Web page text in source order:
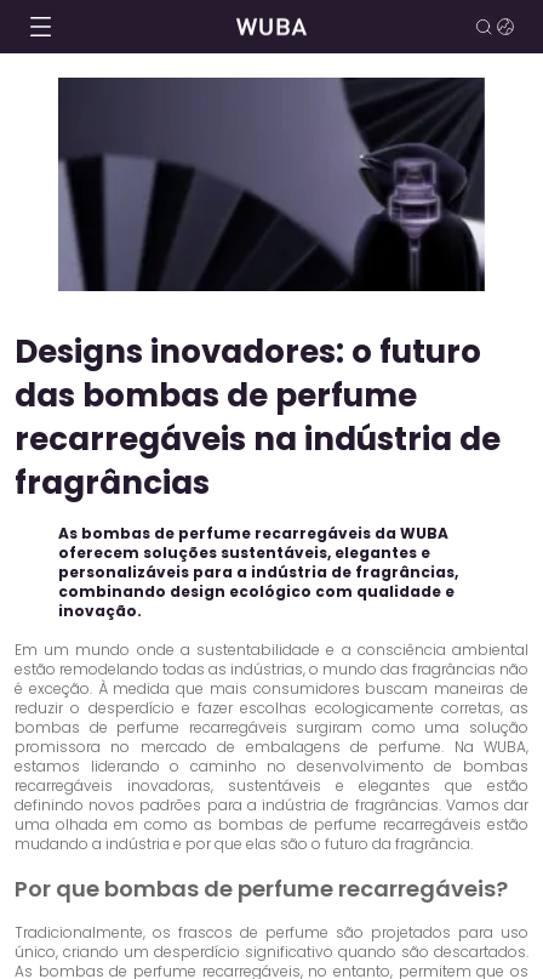
Designs inovadores: o futuro
das bombas de perfume
recarregáveis ​​na indústria de
fragrâncias
As bombas de perfume recarregáveis ​​da WUBA
oferecem soluções sustentáveis, elegantes e
personalizáveis ​​para a indústria de fragrâncias,
combinando design ecológico com qualidade e
inovação.
Em um mundo onde a sustentabilidade e a consciência ambiental
estão remodelando todas as indústrias, o mundo das fragrâncias não
é exceção. À medida que mais consumidores buscam maneiras de
reduzir o desperdício e fazer escolhas ecologicamente corretas, as
bombas de perfume recarregáveis ​​surgiram como uma solução
promissora no mercado de embalagens de perfume. Na WUBA,
estamos liderando o caminho no desenvolvimento de bombas
recarregáveis ​​inovadoras, sustentáveis ​​e elegantes que estão
definindo novos padrões para a indústria de fragrâncias. Vamos dar
uma olhada em como as bombas de perfume recarregáveis ​​estão
mudando a indústria e por que elas são o futuro da fragrância.
Por que bombas de perfume recarregáveis?
Tradicionalmente, os frascos de perfume são projetados para uso
único, criando um desperdício significativo quando são descartados.
As bombas de perfume recarregáveis, no entanto, permitem que os